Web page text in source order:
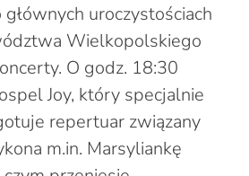
uroczystościach
Wielkopolskiego
O godz. 18:30
Joy, który specjalnie
repertuar związany
m.in. Marsyliankę